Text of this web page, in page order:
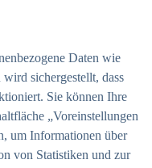
Daten wie
sichergestellt, dass
Sie können Ihre
„Voreinstellungen
um Informationen über
von Statistiken und zur